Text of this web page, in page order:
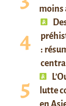
moins
:
lutte
en